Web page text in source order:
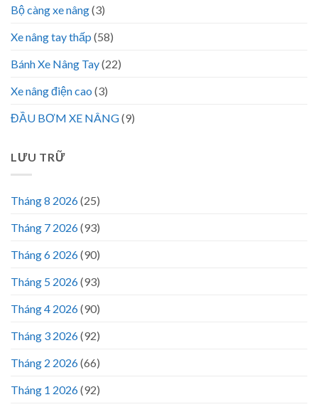
Bộ càng xe nâng(3)
Xe nâng tay thấp (58)
Bánh Xe Nâng Tay(22)
Xe nâng điện cao (3)
ĐẦU BƠM XE NÂNG(9)
LƯU TRỮ
Tháng 8 2026(25)
Tháng 7 2026(93)
Tháng 6 2026(90)
Tháng 5 2026(93)
Tháng 4 2026(90)
Tháng 3 2026(92)
Tháng 2 2026(66)
Tháng 1 2026(92)